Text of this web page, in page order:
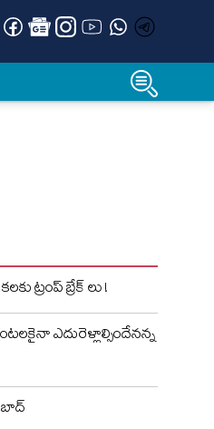
ట్రంప్ బ్రేక్ లు !
ఎదురెళ్లాల్సిందేనన్న